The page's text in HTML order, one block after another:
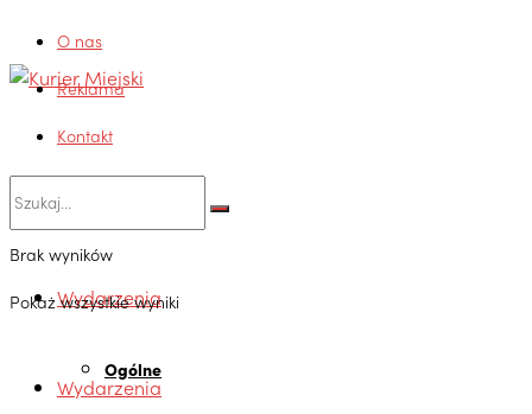
O nas
Reklama
Kontakt
Brak wyników
Pokaż wszystkie wyniki
Wydarzenia
Ogólne
Wydarzenia